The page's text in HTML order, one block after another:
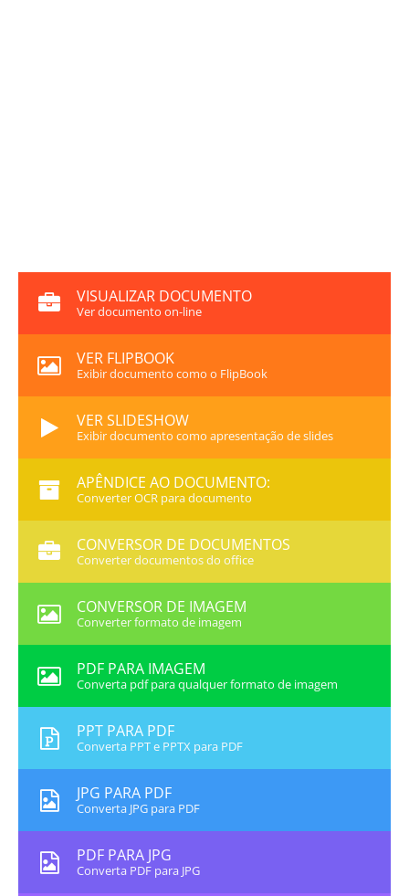
VISUALIZAR DOCUMENTO
Ver documento on-line
VER FLIPBOOK
Exibir documento como o FlipBook
VER SLIDESHOW
Exibir documento como apresentação de slides
APÊNDICE AO DOCUMENTO:
Converter OCR para documento
CONVERSOR DE DOCUMENTOS
Converter documentos do office
CONVERSOR DE IMAGEM
Converter formato de imagem
PDF PARA IMAGEM
Converta pdf para qualquer formato de imagem
PPT PARA PDF
Converta PPT e PPTX para PDF
JPG PARA PDF
Converta JPG para PDF
PDF PARA JPG
Converta PDF para JPG